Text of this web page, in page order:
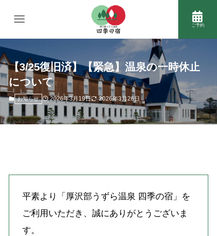
ご予約
【3/25復旧済】【緊急】温泉の一時休止
について
お知らせ 2026年3月19日 2026年3月26日
平素より「厚沢部うずら温泉 四季の宿」を
ご利用いただき、誠にありがとうございま
す。